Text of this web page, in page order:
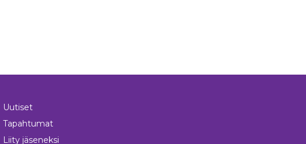
Uutiset
Tapahtumat
Liity jäseneksi